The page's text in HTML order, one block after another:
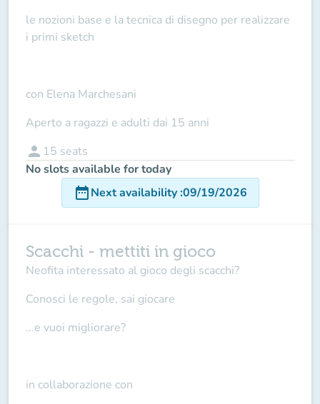
le nozioni base e la tecnica di disegno per realizzare
i primi sketch
con Elena Marchesani
Aperto a ragazzi e adulti dai 15 anni
person 15 seats
No slots available for today
date_rangeNext availability:09/19/2026
Scacchi - mettiti in gioco
Neofita interessato al gioco degli scacchi?
Conosci le regole, sai giocare
...e vuoi migliorare?
in collaborazione con